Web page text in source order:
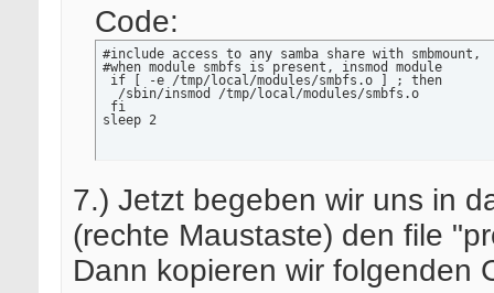
Code:
#include access to any samba share with smbmount,
#when module smbfs is present, insmod module
if [ -e /tmp/local/modules/smbfs.o ] ; then
  /sbin/insmod /tmp/local/modules/smbfs.o
fi
sleep 2
7.) Jetzt begeben wir uns in
(rechte Maustaste) den file
Dann kopieren wir folgenden